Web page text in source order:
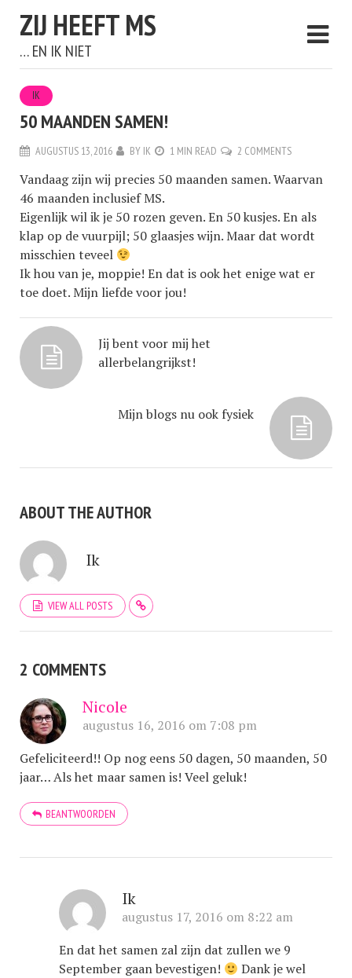
ZIJ HEEFT MS
… EN IK NIET
IK
50 MAANDEN SAMEN!
AUGUSTUS 13, 2016 BY IK 1 MIN READ 2 COMMENTS
Vandaag zijn wij precies 50 maanden samen. Waarvan
46 maanden inclusief MS.
Eigenlijk wil ik je 50 rozen geven. En 50 kusjes. En als
klap op de vuurpijl; 50 glaasjes wijn. Maar dat wordt
misschien teveel
Ik hou van je, moppie! En dat is ook het enige wat er
toe doet. Mijn liefde voor jou!
Jij bent voor mij het
allerbelangrijkst!
Mijn blogs nu ook fysiek
ABOUT THE AUTHOR
Ik
VIEW ALL POSTS
2 COMMENTS
Nicole
augustus 16, 2016 om 7:08 pm
Gefeliciteerd!! Op nog eens 50 dagen, 50 maanden, 50
jaar… Als het maar samen is! Veel geluk!
BEANTWOORDEN
Ik
augustus 17, 2016 om 8:22 am
En dat het samen zal zijn dat zullen we 9
September gaan bevestigen!
Dank je wel